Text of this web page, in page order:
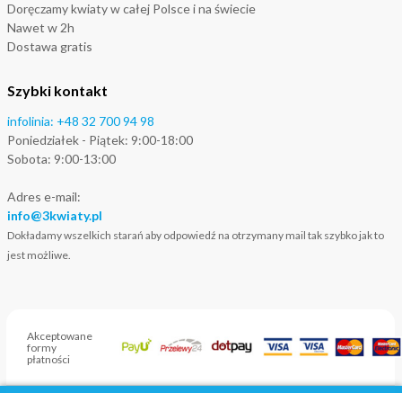
Doręczamy kwiaty w całej Polsce i na świecie
Nawet w 2h
Dostawa gratis
Szybki kontakt
infolinia: +48 32 700 94 98
Poniedziałek - Piątek: 9:00-18:00
Sobota: 9:00-13:00
Adres e-mail:
info@3kwiaty.pl
Dokładamy wszelkich starań aby odpowiedź na otrzymany mail tak szybko jak to
jest możliwe.
Akceptowane
formy
płatności